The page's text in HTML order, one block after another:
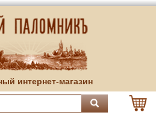
интернет-магазин